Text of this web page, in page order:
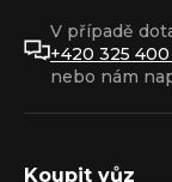
V případě
+420 325
nebo nám
Koupit vůz